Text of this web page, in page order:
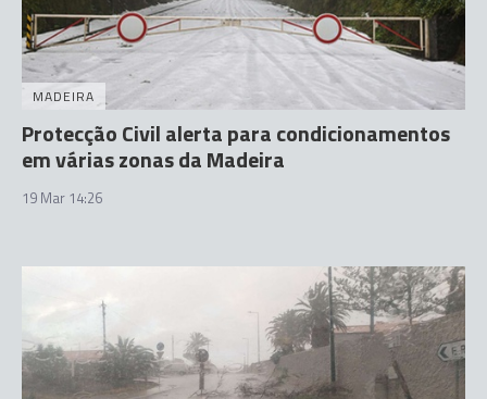
MADEIRA
Protecção Civil alerta para condicionamentos
em várias zonas da Madeira
19 Mar 14:26